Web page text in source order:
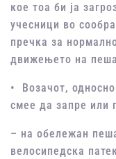
кое тоа би ја
учесници во
пречка за
движењето на
• Возачот,
смее да запре или
– на обележан
велосипедска